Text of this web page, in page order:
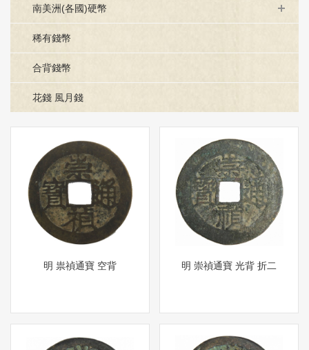
南美洲(各國)硬幣
稀有錢幣
合背錢幣
花錢 風月錢
明 祟禎通寶 空背 明 崇禎通寶 光背 折二